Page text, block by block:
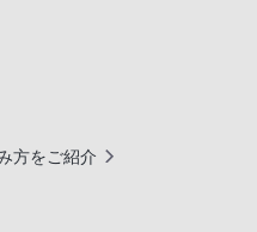
方をご紹介